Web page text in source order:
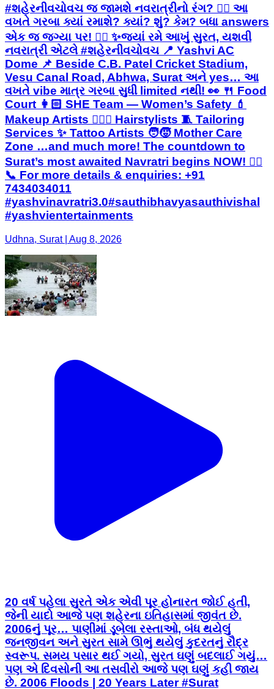
#શહેરનીવચોવચ જ જામશે નવરાત્રીનો રંગ? ❤️‍🔥 આ
વખતે ગરબા ક્યાં રમાશે? ક્યાં? શું? કેમ? બધા answers
એક જ જગ્યા પર! 👇🏻 ✨જ્યાં રમે આખું સુરત, યશવી
નવરાત્રી એટલે #શહેરનીવચોવચ 📍 Yashvi AC
Dome 📌 Beside C.B. Patel Cricket Stadium,
Vesu Canal Road, Abhwa, Surat અને yes… આ
વખતે vibe માત્ર ગરબા સુધી limited નથી! 👀 🍴 Food
Court 👩🏻 SHE Team — Women’s Safety 💄
Makeup Artists 💇🏻‍♀️ Hairstylists 🧵 Tailoring
Services ✨ Tattoo Artists 🧑‍🧒 Mother Care
Zone …and much more! The countdown to
Surat’s most awaited Navratri begins NOW! ❤️‍🔥
📞 For more details & enquiries: +91
7434034011
#yashvinavratri3.0#sauthibhavyasauthivishal
#yashvientertainments
Udhna, Surat | Aug 8, 2026
20 વર્ષ પહેલા સુરતે એક એવી પૂર હોનારત જોઈ હતી,
જેની યાદો આજે પણ શહેરના ઇતિહાસમાં જીવંત છે.
2006નું પૂર… પાણીમાં ડૂબેલા રસ્તાઓ, બંધ થયેલું
જનજીવન અને સુરત સામે ઊભું થયેલું કુદરતનું રૌદ્ર
સ્વરૂપ. સમય પસાર થઈ ગયો, સુરત ઘણું બદલાઈ ગયું…
પણ એ દિવસોની આ તસવીરો આજે પણ ઘણું કહી જાય
છે. 2006 Floods | 20 Years Later #Surat